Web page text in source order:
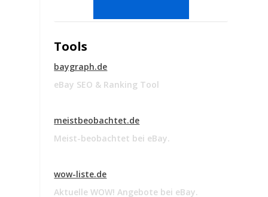
Tools
baygraph.de
eBay SEO & Ranking Tool
meistbeobachtet.de
Meist-beobachtet bei eBay.
wow-liste.de
Aktuelle WOW! Angebote bei eBay.